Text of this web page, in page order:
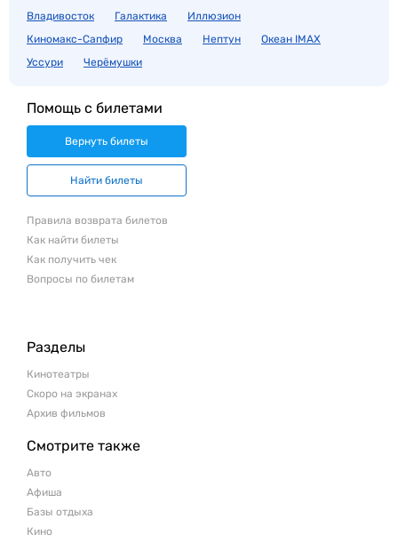
Владивосток Галактика
Иллюзион
Киномакс-Сапфир
Москва Нептун
Океан IMAX
Уссури
Черёмушки
Помощь с билетами
Вернуть билеты
Найти билеты
Правила возврата билетов
Как найти билеты
Как получить чек
Вопросы по билетам
Разделы
Кинотеатры
Скоро на экранах
Архив фильмов
Смотрите также
Авто
Афиша
Базы отдыха
Кино